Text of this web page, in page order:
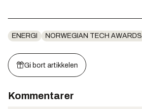
ENERGI NORWEGIAN TECH AWARDS
Gi bort artikkelen
Kommentarer